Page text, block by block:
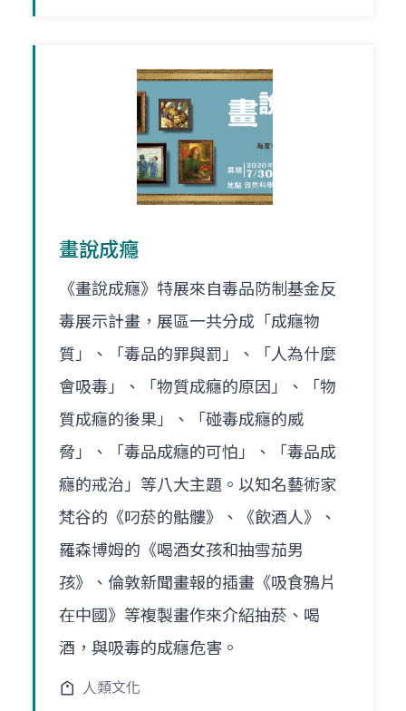
畫說成癮
《畫說成癮》特展來自毒品防制基金反
毒展示計畫，展區一共分成「成癮物
質」、「毒品的罪與罰」、「人為什麼
會吸毒」、「物質成癮的原因」、「物
質成癮的後果」、「碰毒成癮的威
脅」、「毒品成癮的可怕」、「毒品成
癮的戒治」等八大主題。以知名藝術家
梵谷的《叼菸的骷髏》、《飲酒人》、
羅森博姆的《喝酒女孩和抽雪茄男
孩》、倫敦新聞畫報的插畫《吸食鴉片
在中國》等複製畫作來介紹抽菸、喝
酒，與吸毒的成癮危害。
人類文化